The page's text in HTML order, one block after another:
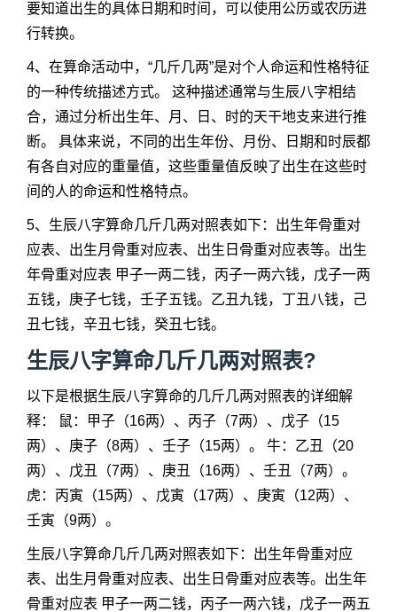
要知道出生的具体日期和时间，可以使用公历或农历进
行转换。
4、在算命活动中，“几斤几两”是对个人命运和性格特征
的一种传统描述方式。 这种描述通常与生辰八字相结
合，通过分析出生年、月、日、时的天干地支来进行推
断。 具体来说，不同的出生年份、月份、日期和时辰都
有各自对应的重量值，这些重量值反映了出生在这些时
间的人的命运和性格特点。
5、 生辰八字算命几斤几两对照表如下：出生年骨重对
应表、出生月骨重对应表、出生日骨重对应表等。出生
年骨重对应表 甲子一两二钱，丙子一两六钱，戊子一两
五钱，庚子七钱，壬子五钱。乙丑九钱，丁丑八钱，己
丑七钱，辛丑七钱，癸丑七钱。
生辰八字算命几斤几两对照表?
以下是根据生辰八字算命的几斤几两对照表的详细解
释： 鼠：甲子（16两）、丙子（7两）、戊子（15
两）、庚子（8两）、壬子（15两）。 牛：乙丑（20
两）、戊丑（7两）、庚丑（16两）、壬丑（7两）。
虎：丙寅（15两）、戊寅（17两）、庚寅（12两）、
壬寅（9两）。
生辰八字算命几斤几两对照表如下：出生年骨重对应
表、出生月骨重对应表、出生日骨重对应表等。出生年
骨重对应表 甲子一两二钱，丙子一两六钱，戊子一两五